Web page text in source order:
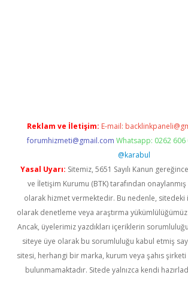
Reklam ve İletişim: E-mail:
forumhizmeti@gmail.com Whatsapp: 0262 606
@karabul
Yasal Uyarı: Sitemiz, 5651 Sayılı Kanun
ve İletişim Kurumu (BTK) tarafından onaylanmış
olarak hizmet vermektedir. Bu nedenle,
olarak denetleme veya araştırma
Ancak, üyelerimiz yazdıkları içeriklerin
siteye üye olarak bu sorumluluğu kabul etmiş
sitesi, herhangi bir marka, kurum veya şahıs şirketi
bulunmamaktadır. Sitede yalnızca kendi